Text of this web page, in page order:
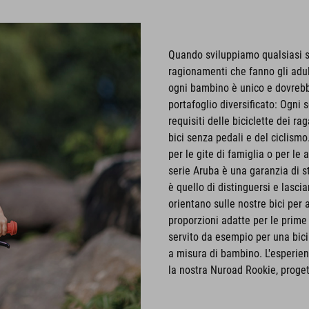
Quando sviluppiamo
ragionamenti che fanno gli
ogni bambino è unico e
portafoglio diversificato: Ogni
requisiti delle biciclette dei
bici senza pedali e del
per le gite di famiglia o per le
serie Aruba è una garanzia di
è quello di distinguersi e
orientano sulle nostre bici per
proporzioni adatte per le
servito da esempio per una
a misura di bambino.
la nostra Nuroad Rookie,